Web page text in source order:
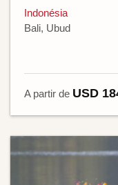
Indonésia
Bali, Ubud
A partir de USD